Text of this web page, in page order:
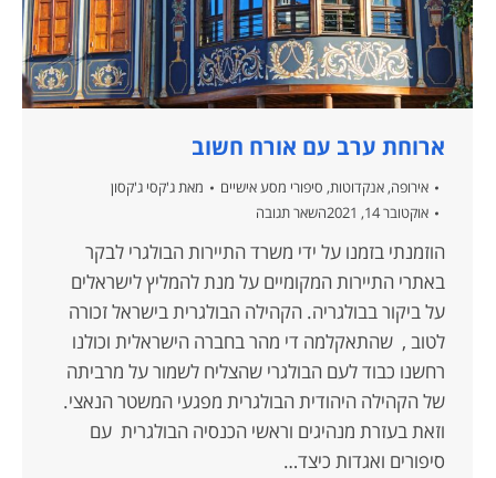
ארוחת ערב עם אורח חשוב
אירופה, אנקדוטות, סיפורי מסע אישיים מאתג'קסי ג'קסון
אוקטובר 14, 2021
השאר תגובה
הוזמנתי בזמנו על ידי משרד התיירות הבולגרי לבקר
באתרי התיירות המקומיים על מנת להמליץ לישראלים
על ביקור בבולגריה. הקהילה הבולגרית בישראל זכורה
לטוב , שהתאקלמה די מהר בחברה הישראלית וכולנו
רחשנו כבוד לעם הבולגרי שהצליח לשמור על מרביתה
של הקהילה היהודית הבולגרית מפגעי המשטר הנאצי.
וזאת בעזרת מנהיגים וראשי הכנסיה הבולגרית עם
סיפורים ואגדות כיצד…